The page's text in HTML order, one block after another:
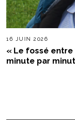
16 JUIN 2026
« Le fossé
minute par